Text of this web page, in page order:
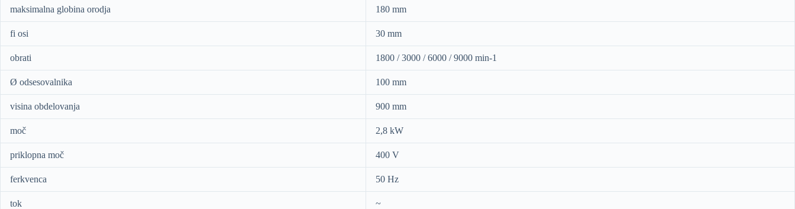
maksimalna globina orodja 180 mm
fi osi 30 mm
obrati 1800 / 3000 / 6000 / 9000 min-1
Ø odsesovalnika 100 mm
visina obdelovanja 900 mm
moč 2,8 kW
priklopna moč 400 V
ferkvenca 50 Hz
tok ~